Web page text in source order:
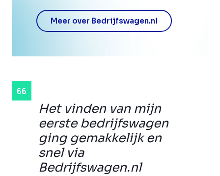
Het vinden van mijn
eerste bedrijfswagen
ging gemakkelijk en
snel via
Bedrijfswagen.nl
Meer over Bedrijfswagen.nl